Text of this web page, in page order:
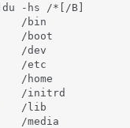
-hs /*[/B]
/bin
/boot
/dev
/etc
/home
/initrd
/lib
/media